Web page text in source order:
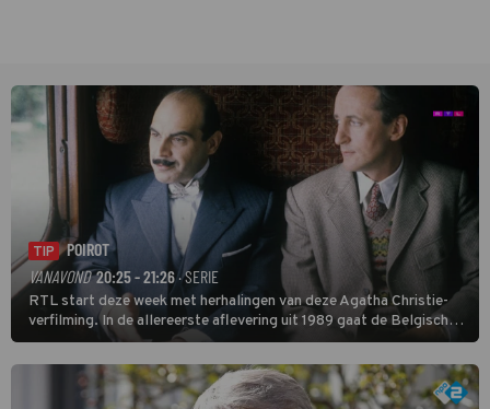
TIP
POIROT
VANAVOND 20:25 - 21:26 · SERIE
RTL start deze week met herhalingen van deze Agatha Christie-
verfilming. In de allereerste aflevering uit 1989 gaat de Belgische
speurder op zoek naar een vermiste kok. Poirot raakt al snel
verwikkeld in een moordzaak. (HH)